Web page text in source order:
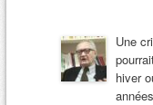
Une
hiver